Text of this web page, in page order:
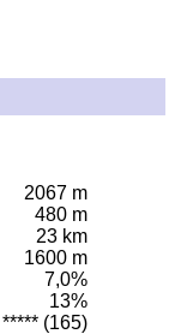
2067 m
480 m
23 km
1600 m
7,0%
13%
***** (165)